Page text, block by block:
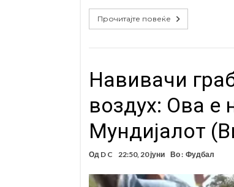
Прочитајте повеќе
Навивачи
воздух: Ова е
Мундијалот
Од D C 22:50, 20 јуни Во : Фудбал